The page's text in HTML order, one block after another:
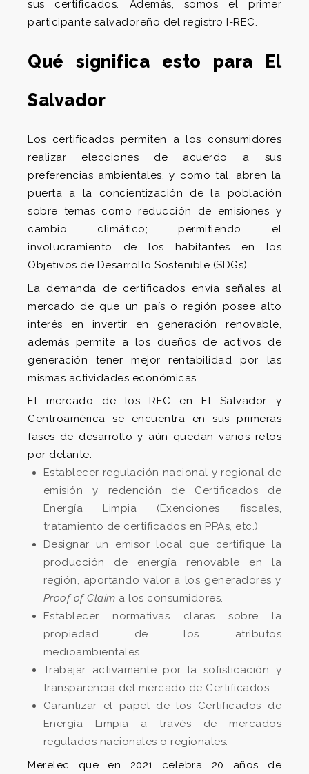
sus certificados. Además, somos el primer
participante salvadoreño del registro I-REC.
Qué significa esto para El
Salvador
Los certificados permiten a los consumidores
realizar elecciones de acuerdo a sus
preferencias ambientales, y como tal, abren la
puerta a la concientización de la población
sobre temas como reducción de emisiones y
cambio climático; permitiendo el
involucramiento de los habitantes en los
Objetivos de Desarrollo Sostenible (SDGs).
La demanda de certificados envía señales al
mercado de que un país o región posee alto
interés en invertir en generación renovable,
además permite a los dueños de activos de
generación tener mejor rentabilidad por las
mismas actividades económicas.
El mercado de los REC en El Salvador y
Centroamérica se encuentra en sus primeras
fases de desarrollo y aún quedan varios retos
por delante:
Establecer regulación nacional y regional de
emisión y redención de Certificados de
Energía Limpia (Exenciones fiscales,
tratamiento de certificados en PPAs, etc.)
Designar un emisor local que certifique la
producción de energía renovable en la
región, aportando valor a los generadores y
Proof of Claim a los consumidores.
Establecer normativas claras sobre la
propiedad de los atributos
medioambientales.
Trabajar activamente por la sofisticación y
transparencia del mercado de Certificados.
Garantizar el papel de los Certificados de
Energía Limpia a través de mercados
regulados nacionales o regionales.
Merelec que en 2021 celebra 20 años de